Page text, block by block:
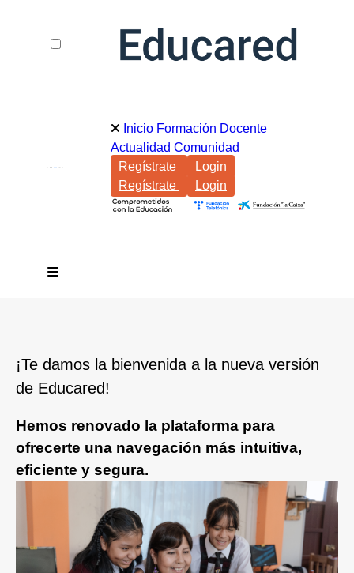
Inicio Formación Docente
Actualidad Comunidad
Regístrate
Login
Regístrate
Login
¡Te damos la bienvenida a la nueva versión
de Educared!
Hemos renovado la plataforma para
ofrecerte una navegación más intuitiva,
eficiente y segura.